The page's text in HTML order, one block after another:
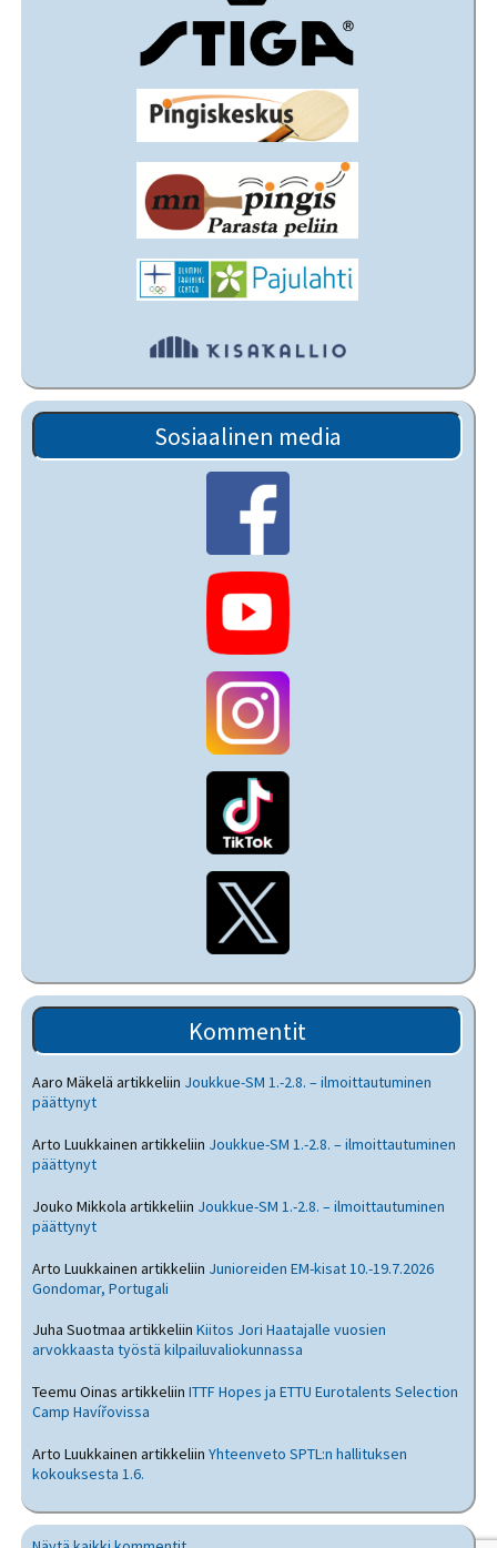
Sosiaalinen media
Kommentit
Aaro Mäkelä artikkeliin Joukkue-SM 1.-2.8. – ilmoittautuminen
päättynyt
Arto Luukkainen artikkeliin Joukkue-SM 1.-2.8. – ilmoittautuminen
päättynyt
Jouko Mikkola artikkeliin Joukkue-SM 1.-2.8. – ilmoittautuminen
päättynyt
Arto Luukkainen artikkeliin Junioreiden EM-kisat 10.-19.7.2026
Gondomar, Portugali
Juha Suotmaa artikkeliinKiitos Jori Haatajalle vuosien
arvokkaasta työstä kilpailuvaliokunnassa
Teemu Oinas artikkeliinITTF Hopes ja ETTU Eurotalents Selection
Camp Havířovissa
Arto Luukkainen artikkeliinYhteenveto SPTL:n hallituksen
kokouksesta 1.6.